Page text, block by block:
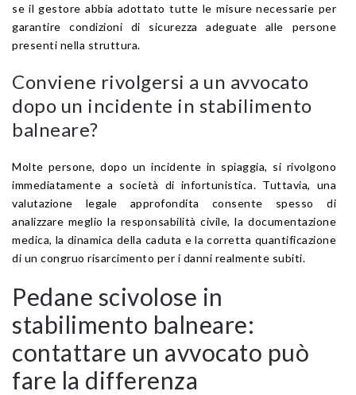
se il gestore abbia adottato tutte le misure necessarie per
garantire condizioni di sicurezza adeguate alle persone
presenti nella struttura.
Conviene rivolgersi a un avvocato
dopo un incidente in stabilimento
balneare?
Molte persone, dopo un incidente in spiaggia, si rivolgono
immediatamente a società di infortunistica. Tuttavia, una
valutazione legale approfondita consente spesso di
analizzare meglio la responsabilità civile, la documentazione
medica, la dinamica della caduta e la corretta quantificazione
di un congruo risarcimento per i danni realmente subiti.
Pedane scivolose in
stabilimento balneare:
contattare un avvocato può
fare la differenza